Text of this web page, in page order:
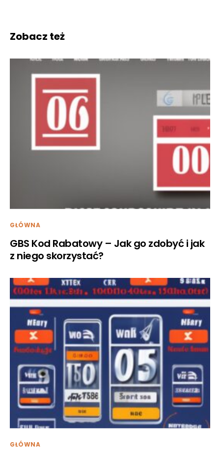
Zobacz też
GŁÓWNA
GBS Kod Rabatowy – Jak go zdobyć i jak
z niego skorzystać?
GŁÓWNA